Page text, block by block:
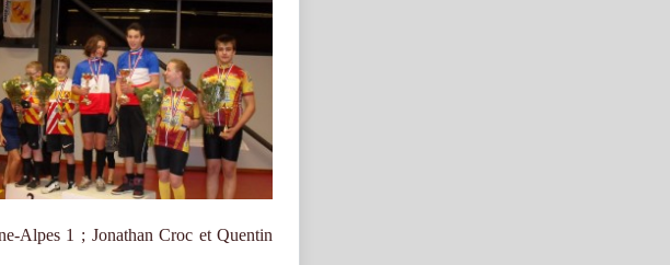
Alpes 1 ; Jonathan Croc et Quentin